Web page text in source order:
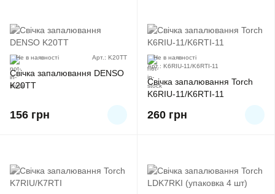
Не в наявності Арт.: K20TT
Свічка запалювання DENSO
K20TT
156 грн
Не в наявності
Арт.: K6RIU-11/K6RTI-11
Свічка запалювання Torch
K6RIU-11/K6RTI-11
260 грн